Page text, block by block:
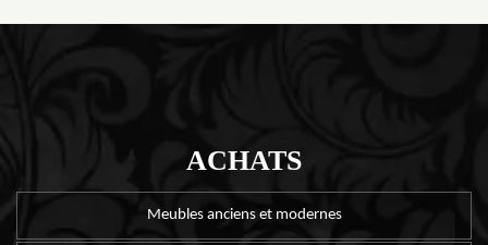
ACHATS
Meubles anciens et modernes